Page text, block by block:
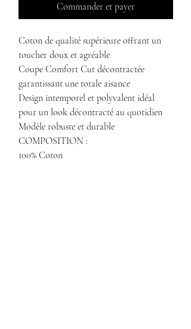
Commander et payer
Coton de qualité supérieure offrant un
toucher doux et agréable
Coupe Comfort Cut décontractée
garantissant une totale aisance
Design intemporel et polyvalent idéal
pour un look décontracté au quotidien
Modèle robuste et durable
COMPOSITION :
100% Coton